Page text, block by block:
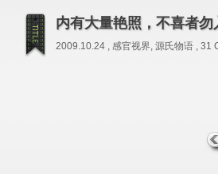
内有大量艳照，不喜者勿
2009.10.24 , 感官视界, 源氏物语 , 31